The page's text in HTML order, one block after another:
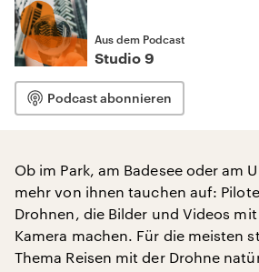
Aus dem Podcast
Studio 9
Podcast abonnieren
Ob im Park, am Badesee oder am
mehr von ihnen tauchen auf:
Drohnen, die Bilder und Videos
Kamera machen. Für die meisten
Thema Reisen mit der Drohne